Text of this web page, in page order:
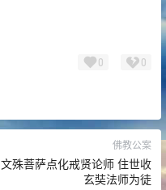
0 0
佛教公案
文殊菩萨点化戒贤论师 住世收
玄奘法师为徒